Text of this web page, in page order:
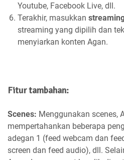
Youtube, Facebook Live, dll.
Terakhir, masukkan
streaming yang dipilih dan
menyiarkan konten Agan.
Fitur tambahan:
Scenes: Menggunakan scenes,
mempertahankan beberapa
adegan 1 (feed webcam dan
screen dan feed audio), dll.